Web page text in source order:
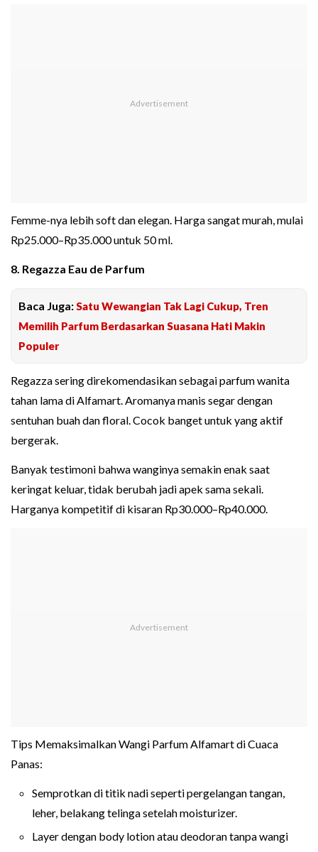
Femme-nya lebih soft dan elegan. Harga sangat murah, mulai
Rp25.000–Rp35.000 untuk 50 ml.
8. Regazza Eau de Parfum
Baca Juga:Satu Wewangian Tak Lagi Cukup, Tren
Memilih Parfum Berdasarkan Suasana Hati Makin
Populer
Regazza sering direkomendasikan sebagai parfum wanita
tahan lama di Alfamart. Aromanya manis segar dengan
sentuhan buah dan floral. Cocok banget untuk yang aktif
bergerak.
Banyak testimoni bahwa wanginya semakin enak saat
keringat keluar, tidak berubah jadi apek sama sekali.
Harganya kompetitif di kisaran Rp30.000–Rp40.000.
Tips Memaksimalkan Wangi Parfum Alfamart di Cuaca
Panas:
Semprotkan di titik nadi seperti pergelangan tangan,
leher, belakang telinga setelah moisturizer.
Layer dengan body lotion atau deodoran tanpa wangi